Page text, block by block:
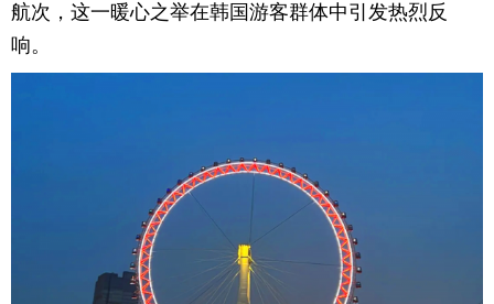
航次，这一暖心之举在韩国游客群体中引发热烈反
响。